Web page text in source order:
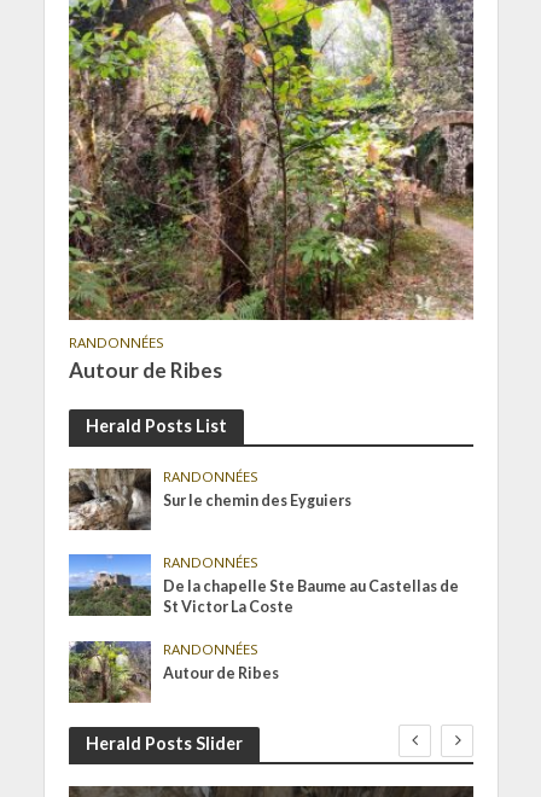
RANDONNÉES
Autour de Ribes
Herald Posts List
RANDONNÉES
Sur le chemin des Eyguiers
RANDONNÉES
De la chapelle Ste Baume au Castellas de
St Victor La Coste
RANDONNÉES
Autour de Ribes
Herald Posts Slider